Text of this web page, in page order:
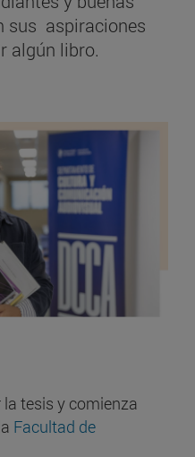
sus aspiraciones
algún libro.
tesis y comienza
Facultad de